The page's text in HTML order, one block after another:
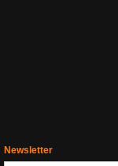
Newsletter